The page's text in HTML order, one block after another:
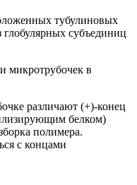
тубулиновых
субъединиц
микротрубочек в
различают (+)-конец
белком)
полимера.
с концами